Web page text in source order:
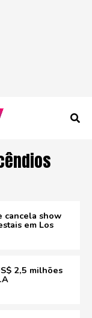
cancela show
em Los
2,5 milhões